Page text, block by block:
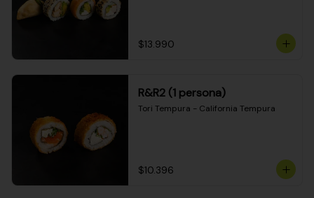
$13.990
R&R2 (1 persona)
Tori Tempura - California Tempura
$10.396